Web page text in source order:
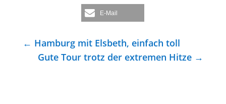
E-Mail
← Hamburg mit Elsbeth, einfach toll
Gute Tour trotz der extremen Hitze →